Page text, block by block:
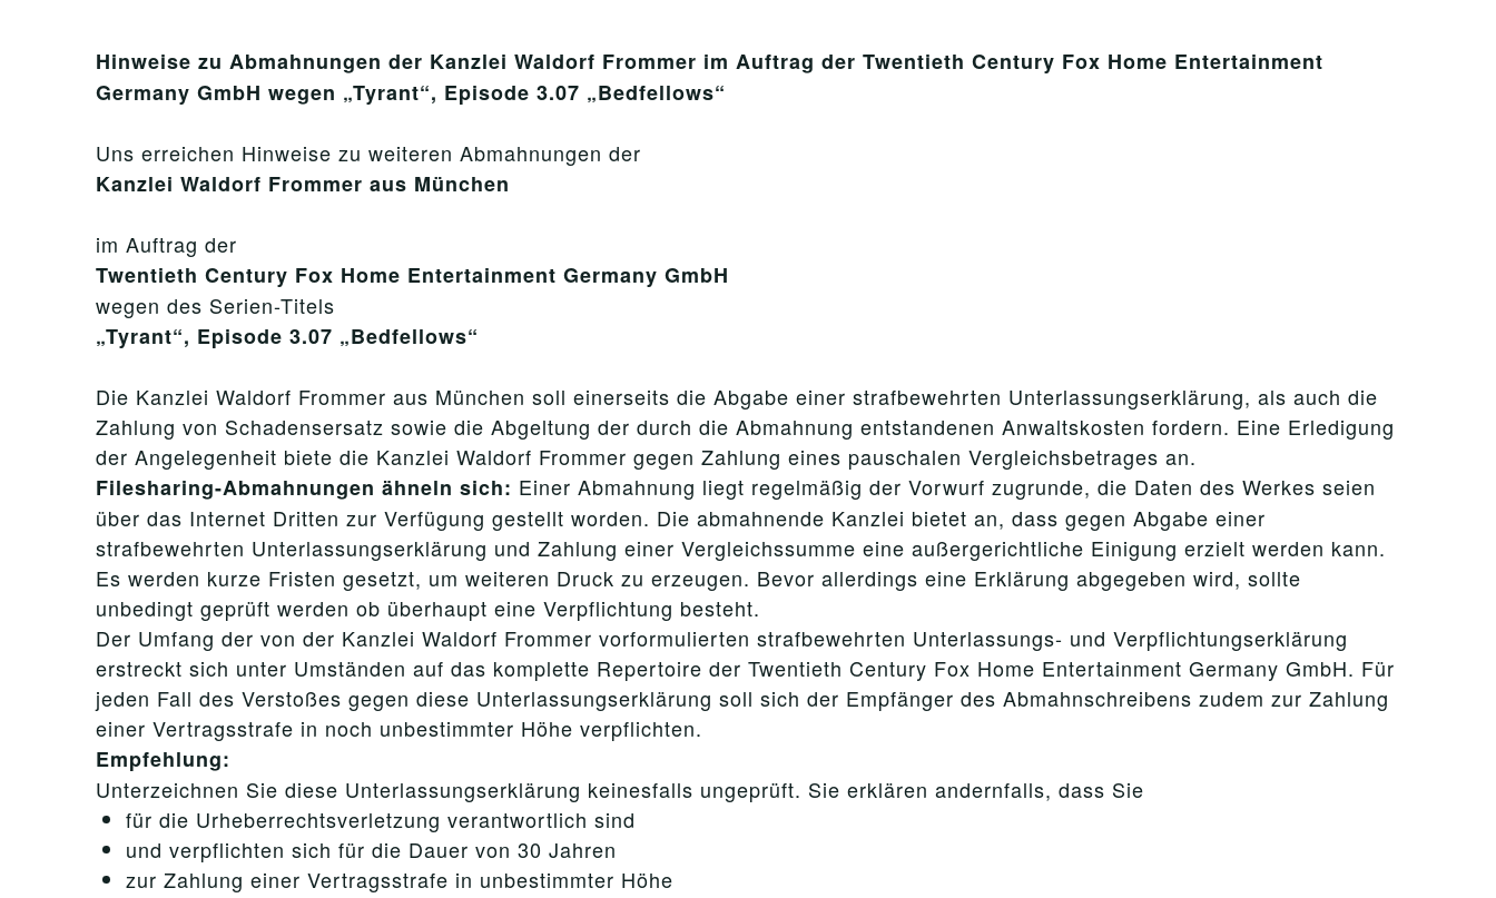
Hinweise zu Abmahnungen der Kanzlei Waldorf Frommer im Auftrag der Twentieth Century Fox Home Entertainment
Germany GmbH wegen „Tyrant“, Episode 3.07 „Bedfellows“
Uns erreichen Hinweise zu weiteren Abmahnungen der
Kanzlei Waldorf Frommer aus München
im Auftrag der
Twentieth Century Fox Home Entertainment Germany GmbH
wegen des Serien-Titels
„Tyrant“, Episode 3.07 „Bedfellows“
Die Kanzlei Waldorf Frommer aus München soll einerseits die Abgabe einer strafbewehrten Unterlassungserklärung, als auch die
Zahlung von Schadensersatz sowie die Abgeltung der durch die Abmahnung entstandenen Anwaltskosten fordern. Eine Erledigung
der Angelegenheit biete die Kanzlei Waldorf Frommer gegen Zahlung eines pauschalen Vergleichsbetrages an.
Filesharing-Abmahnungen ähneln sich: Einer Abmahnung liegt regelmäßig der Vorwurf zugrunde, die Daten des Werkes seien
über das Internet Dritten zur Verfügung gestellt worden. Die abmahnende Kanzlei bietet an, dass gegen Abgabe einer
strafbewehrten Unterlassungserklärung und Zahlung einer Vergleichssumme eine außergerichtliche Einigung erzielt werden kann.
Es werden kurze Fristen gesetzt, um weiteren Druck zu erzeugen. Bevor allerdings eine Erklärung abgegeben wird, sollte
unbedingt geprüft werden ob überhaupt eine Verpflichtung besteht.
Der Umfang der von der Kanzlei Waldorf Frommer vorformulierten strafbewehrten Unterlassungs- und Verpflichtungserklärung
erstreckt sich unter Umständen auf das komplette Repertoire der Twentieth Century Fox Home Entertainment Germany GmbH. Für
jeden Fall des Verstoßes gegen diese Unterlassungserklärung soll sich der Empfänger des Abmahnschreibens zudem zur Zahlung
einer Vertragsstrafe in noch unbestimmter Höhe verpflichten.
Empfehlung:
Unterzeichnen Sie diese Unterlassungserklärung keinesfalls ungeprüft. Sie erklären andernfalls, dass Sie
für die Urheberrechtsverletzung verantwortlich sind
und verpflichten sich für die Dauer von 30 Jahren
zur Zahlung einer Vertragsstrafe in unbestimmter Höhe